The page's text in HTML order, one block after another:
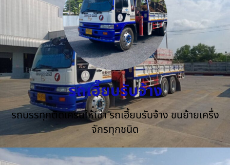
รถเฮี๊ยบรับจ้าง
รถบรรทุกติดเครนให้เช่า รถเฮี้ยบรับจ้าง ขนย้ายเครื่ง
จักรทุกชนิด